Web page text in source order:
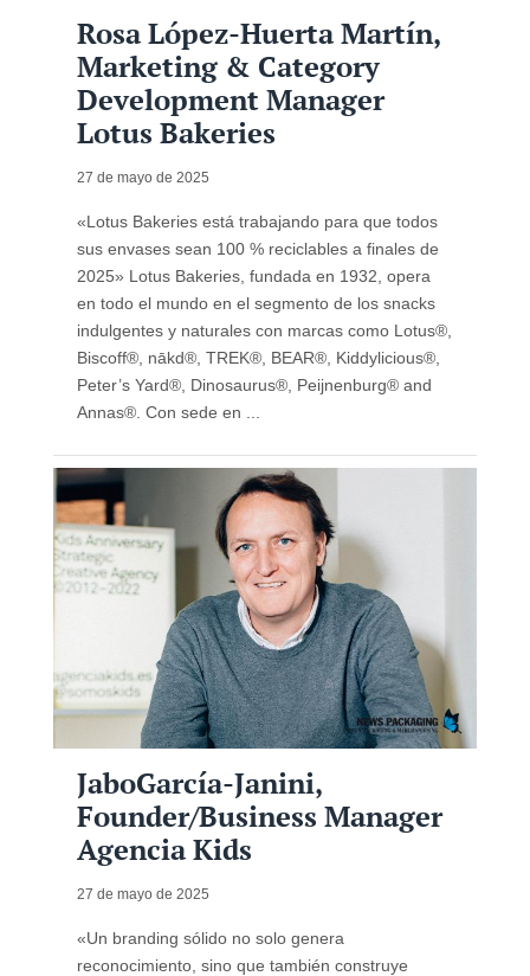
Rosa López-Huerta Martín,
Marketing & Category
Development Manager
Lotus Bakeries
27 de mayo de 2025
«Lotus Bakeries está trabajando para que todos
sus envases sean 100 % reciclables a finales de
2025» Lotus Bakeries, fundada en 1932, opera
en todo el mundo en el segmento de los snacks
indulgentes y naturales con marcas como Lotus®,
Biscoff®, nākd®, TREK®, BEAR®, Kiddylicious®,
Peter’s Yard®, Dinosaurus®, Peijnenburg® and
Annas®. Con sede en ...
JaboGarcía-Janini,
Founder/Business Manager
Agencia Kids
27 de mayo de 2025
«Un branding sólido no solo genera
reconocimiento, sino que también construye